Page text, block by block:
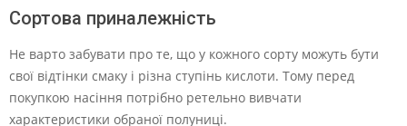
Сортова приналежність
Не варто забувати про те, що у кожного сорту можуть бути
свої відтінки смаку і різна ступінь кислоти. Тому перед
покупкою насіння потрібно ретельно вивчати
характеристики обраної полуниці.